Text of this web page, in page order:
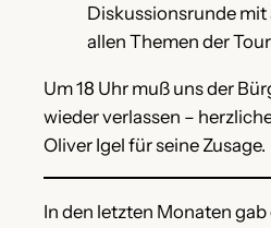
Diskussionsrunde mit
allen Themen der Tour
Um 18 Uhr muß uns der
wieder verlassen –
Oliver Igel für seine Zusage.
In den letzten Monaten gab